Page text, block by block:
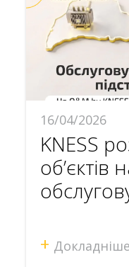
16/04/2026
KNESS
об’єктів
+ Докладніше